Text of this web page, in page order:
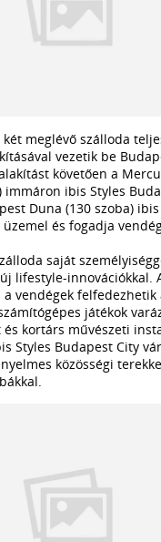
meglévő szálloda
vezetik be
követően a
immáron ibis Styles
Duna (130 szoba) ibis
és fogadja
saját
lifestyle-innovációkkal.
vendégek felfedezhetik
játékok
kortárs művészeti
Styles Budapest City
közösségi